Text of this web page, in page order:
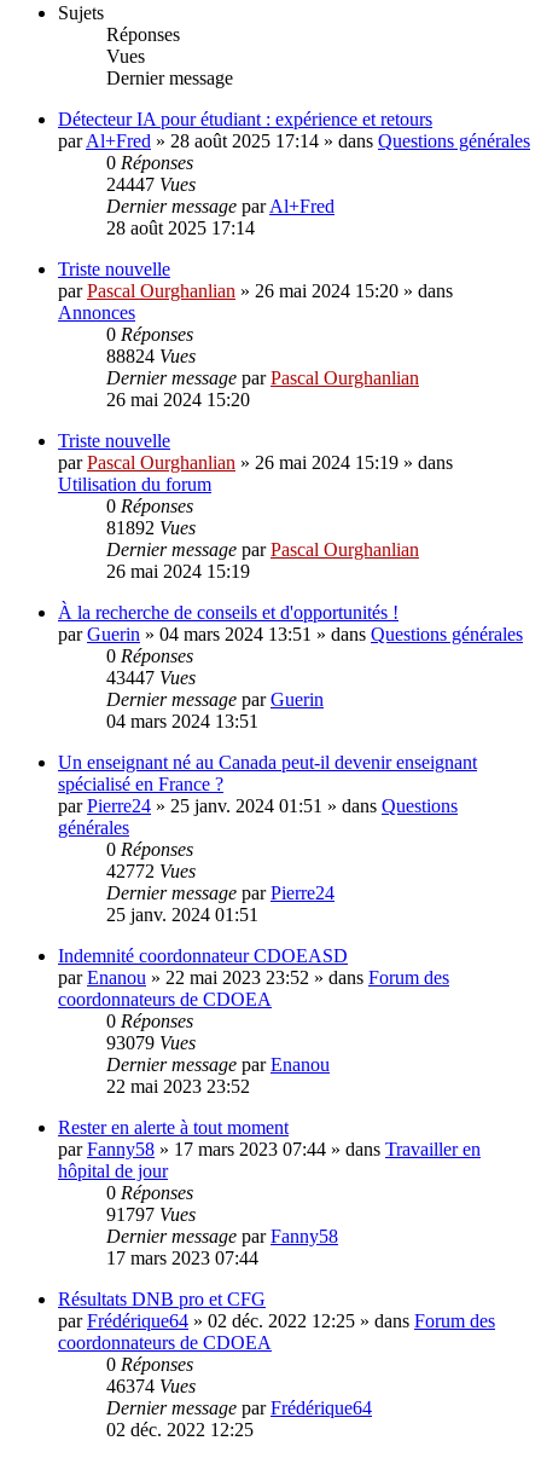
Sujets
Réponses
Vues
Dernier message
Détecteur IA pour étudiant : expérience et retours
parAl+Fred » 28 août 2025 17:14 » dans Questions générales
0 Réponses
24447 Vues
Dernier message parAl+Fred
28 août 2025 17:14
Triste nouvelle
parPascal Ourghanlian » 26 mai 2024 15:20 » dans
Annonces
0 Réponses
88824 Vues
Dernier message parPascal Ourghanlian
26 mai 2024 15:20
Triste nouvelle
parPascal Ourghanlian » 26 mai 2024 15:19 » dans
Utilisation du forum
0 Réponses
81892 Vues
Dernier message parPascal Ourghanlian
26 mai 2024 15:19
À la recherche de conseils et d'opportunités !
parGuerin » 04 mars 2024 13:51 » dans Questions générales
0 Réponses
43447 Vues
Dernier message parGuerin
04 mars 2024 13:51
Un enseignant né au Canada peut-il devenir enseignant
spécialisé en France ?
parPierre24 » 25 janv. 2024 01:51 » dans Questions
générales
0 Réponses
42772 Vues
Dernier message parPierre24
25 janv. 2024 01:51
Indemnité coordonnateur CDOEASD
parEnanou » 22 mai 2023 23:52 » dans Forum des
coordonnateurs de CDOEA
0 Réponses
93079 Vues
Dernier message parEnanou
22 mai 2023 23:52
Rester en alerte à tout moment
parFanny58 » 17 mars 2023 07:44 » dans Travailler en
hôpital de jour
0 Réponses
91797 Vues
Dernier message parFanny58
17 mars 2023 07:44
Résultats DNB pro et CFG
parFrédérique64 » 02 déc. 2022 12:25 » dans Forum des
coordonnateurs de CDOEA
0 Réponses
46374 Vues
Dernier message parFrédérique64
02 déc. 2022 12:25